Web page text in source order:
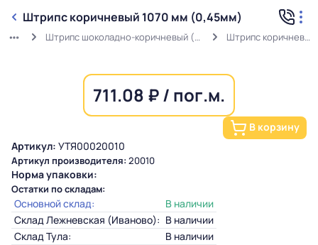
Штрипс коричневый 1070 мм (0,45мм)
Штрипс шоколадно-коричневый (0,45мм) RAL 8017 в защитной пленке Штрипс коричневый 1070 мм (0,45мм)
711.08 ₽ / пог.м.
В корзину
Артикул: УТЯ00020010
Артикул производителя: 20010
Норма упаковки:
Остатки по складам:
Основной склад:
В наличии
Склад Лежневская (Иваново): В наличии
Склад Тула:
В наличии